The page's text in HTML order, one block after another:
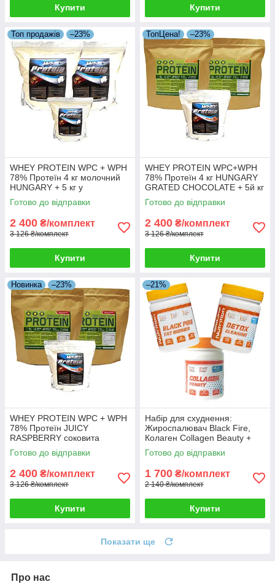
Купити Купити
Топ продажів –23%
WHEY PROTEIN WPC + WPH
78% Протеїн 4 кг молочний
HUNGARY + 5 кг у
Подарунок!
Готово до відправки
2 400 ₴/комплект
3 126 ₴/комплект
Купити
ТопЦена! –23%
WHEY PROTEIN WPC+WPH
78% Протеїн 4 кг HUNGARY
GRATED CHOCOLATE + 5й кг
у Подарунок!
Готово до відправки
2 400 ₴/комплект
3 126 ₴/комплект
Купити
Новинка –23%
WHEY PROTEIN WPC + WPH
78% Протеїн JUICY
RASPBERRY соковита
малина 4 кг HUNGARY + 5й
кг у Подарунок!
Готово до відправки
2 400 ₴/комплект
3 126 ₴/комплект
Купити
–21%
Набір для схуднення:
Жироспалювач Black Fire,
Колаген Collagen Beauty +
Детокс Detox Cleaning у
подарунок
Готово до відправки
1 700 ₴/комплект
2 140 ₴/комплект
Купити
Показати ще
Про нас